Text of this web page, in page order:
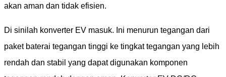
akan aman dan tidak efisien.
Di sinilah konverter EV masuk. Ini menurun tegangan dari
paket baterai tegangan tinggi ke tingkat tegangan yang lebih
rendah dan stabil yang dapat digunakan komponen